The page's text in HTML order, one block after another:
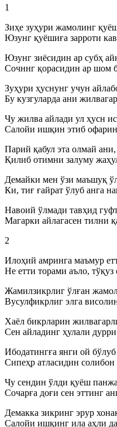
1
Зиҳе зуҳури жамолинг
Юзунг қуёшиға зарроти
Юзунг зиёсидин ар субҳ
Сочннг қорасидин ар шом
Зуҳури ҳуснунг учун
Бу кузгуларда ани
Чу жилва айлади ул ҳусн
Салойи ишқин этиб
Парий қабул эта олмай
Қилиб отимни залуму
Демайки мен ўзи маъшуқ
Ки, тиғ ғайрат ўлуб анга
Навоий ўлмади тавҳид
Магарки айлагасен тилни
2
Илоҳий амринга маъмур
Не етти торами аъло,
Жамилзикрлиг ўлған
Вусулфикрлиг элга
Хаёл бикрларин
Сен айладинг ҳулали
Ибодатингға янги ой
Сипеҳр атласидин солибон
Чу сендин ўлди қуёш
Сочарға доғи сен эттинг
Демакка зикринг эрур
Салойи ишқинг ила аҳли